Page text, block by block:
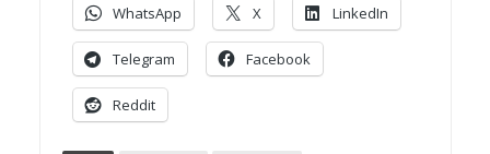
WhatsApp X LinkedIn
Telegram Facebook
Reddit